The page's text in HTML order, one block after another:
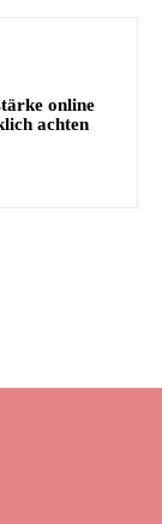
online
achten